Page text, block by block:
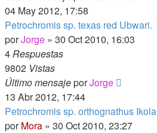
04 May 2012, 17:58
Petrochromis sp. texas red Ubwari.
porJorge » 30 Oct 2010, 16:03
4Respuestas
9802 Vistas
Último mensajeporJorge
13 Abr 2012, 17:44
Petrochromis sp. orthognathus Ikola
porMora » 30 Oct 2010, 23:27